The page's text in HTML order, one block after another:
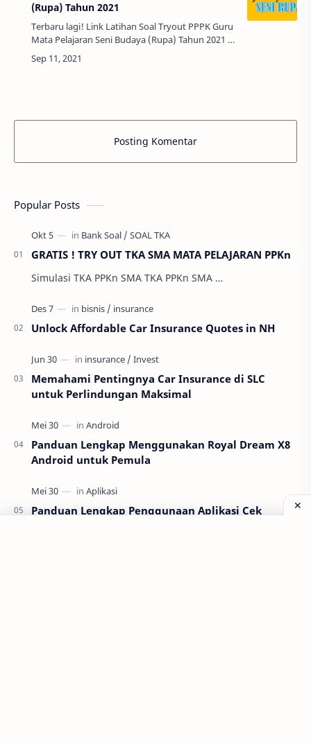
(Rupa) Tahun 2021
Terbaru lagi! Link Latihan Soal Tryout PPPK Guru
Mata Pelajaran Seni Budaya (Rupa) Tahun 2021 -
Alhamdulillah. Bapak Ibu semua sekarang sudah
memasuki bulan September sebentar…
Posting Komentar
Popular Posts
GRATIS ! TRY OUT TKA SMA MATA PELAJARAN PPKn
Simulasi TKA PPKn SMA TKA PPKn SMA …
Unlock Affordable Car Insurance Quotes in NH
Memahami Pentingnya Car Insurance di SLC
untuk Perlindungan Maksimal
Panduan Lengkap Menggunakan Royal Dream X8
Android untuk Pemula
Panduan Lengkap Penggunaan Aplikasi Cek